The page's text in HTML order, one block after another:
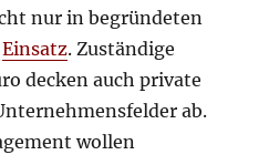
nur in begründeten
Einsatz. Zuständige
decken auch private
ab.
wollen